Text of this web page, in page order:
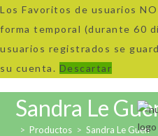
Los Favoritos de usuarios
forma temporal (durante 60
usuarios registrados se
su cuenta. Descartar
Sandra Le
> Productos > Sandra Le Guen